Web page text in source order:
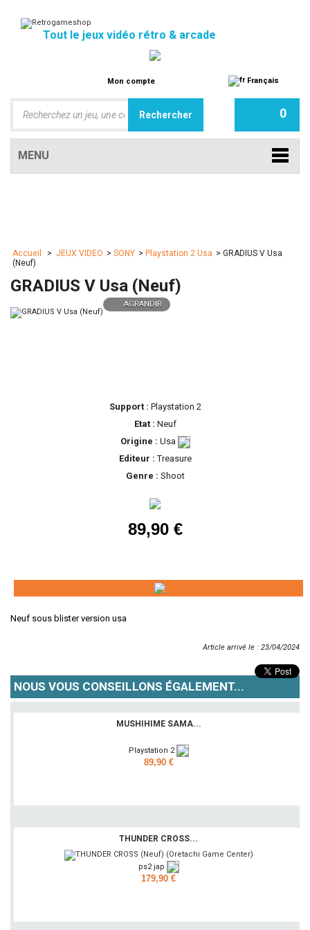
Tout le jeux vidéo rétro & arcade
Mon compte Français
0
MENU
Accueil > JEUX VIDEO > SONY > Playstation 2 Usa > GRADIUS V Usa
(Neuf)
GRADIUS V Usa (Neuf)
AGRANDIR
Support : Playstation 2
Etat : Neuf
Origine : Usa
Editeur :Treasure
Genre : Shoot
89,90 €
Neuf sous blister version usa
Article arrivé le : 23/04/2024
NOUS VOUS CONSEILLONS ÉGALEMENT...
MUSHIHIME SAMA...
Playstation 2
89,90 €
THUNDER CROSS...
ps2 jap
179,90 €